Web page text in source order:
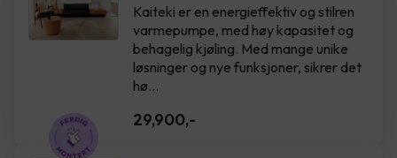
Kaiteki er en energieffektiv og stilren
varmepumpe, med høy kapasitet og
behagelig kjøling. Med mange unike
løsninger og nye funksjoner, sikrer det
hø…
29,900,-